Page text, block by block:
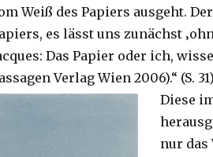
Weiß des Papiers ausgeht.
es lässt uns zunächst
Das Papier oder ich,
Verlag Wien 2006).“ (S.
Diese
nur das